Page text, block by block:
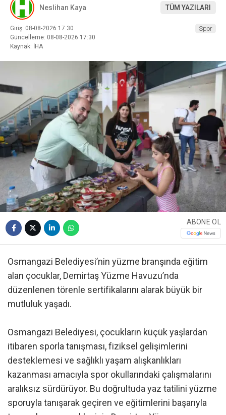
Neslihan Kaya TÜM YAZILARI
Giriş: 08-08-2026 17:30
Güncelleme: 08-08-2026 17:30
Kaynak: İHA
Spor
ABONE OL
Osmangazi Belediyesi’nin yüzme branşında eğitim
alan çocuklar, Demirtaş Yüzme Havuzu’nda
düzenlenen törenle sertifikalarını alarak büyük bir
mutluluk yaşadı.
Osmangazi Belediyesi, çocukların küçük yaşlardan
itibaren sporla tanışması, fiziksel gelişimlerini
desteklemesi ve sağlıklı yaşam alışkanlıkları
kazanması amacıyla spor okullarındaki çalışmalarını
aralıksız sürdürüyor. Bu doğrultuda yaz tatilini yüzme
sporuyla tanışarak geçiren ve eğitimlerini başarıyla